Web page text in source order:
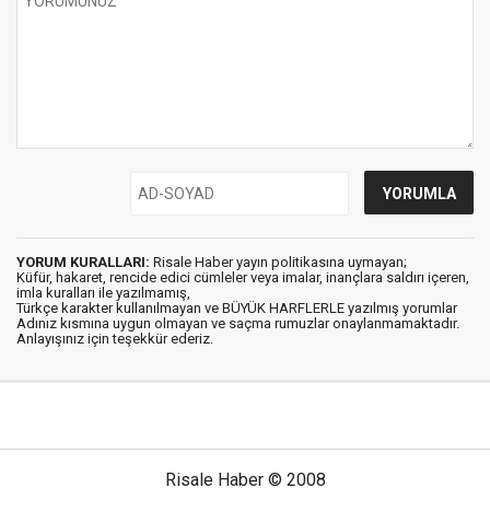
YORUM KURALLARI: Risale Haber yayın politikasına uymayan;
Küfür, hakaret, rencide edici cümleler veya imalar, inançlara saldırı içeren,
imla kuralları ile yazılmamış,
Türkçe karakter kullanılmayan ve BÜYÜK HARFLERLE yazılmış yorumlar
Adınız kısmına uygun olmayan ve saçma rumuzlar onaylanmamaktadır.
Anlayışınız için teşekkür ederiz.
Risale Haber © 2008